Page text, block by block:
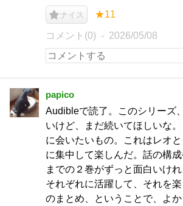
ナイス ★11
コメント(0) 2026/05/08
papico
Audibleで読了。このシリーズ
いけど、まだ続いてほしいな
に会いたいもの。これはレオ
に集中して楽しんだ。話の構
までの２巻がずっと面白いけ
それぞれに活躍して、それを
のまとめ、ということで、よか